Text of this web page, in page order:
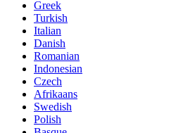
Greek
Turkish
Italian
Danish
Romanian
Indonesian
Czech
Afrikaans
Swedish
Polish